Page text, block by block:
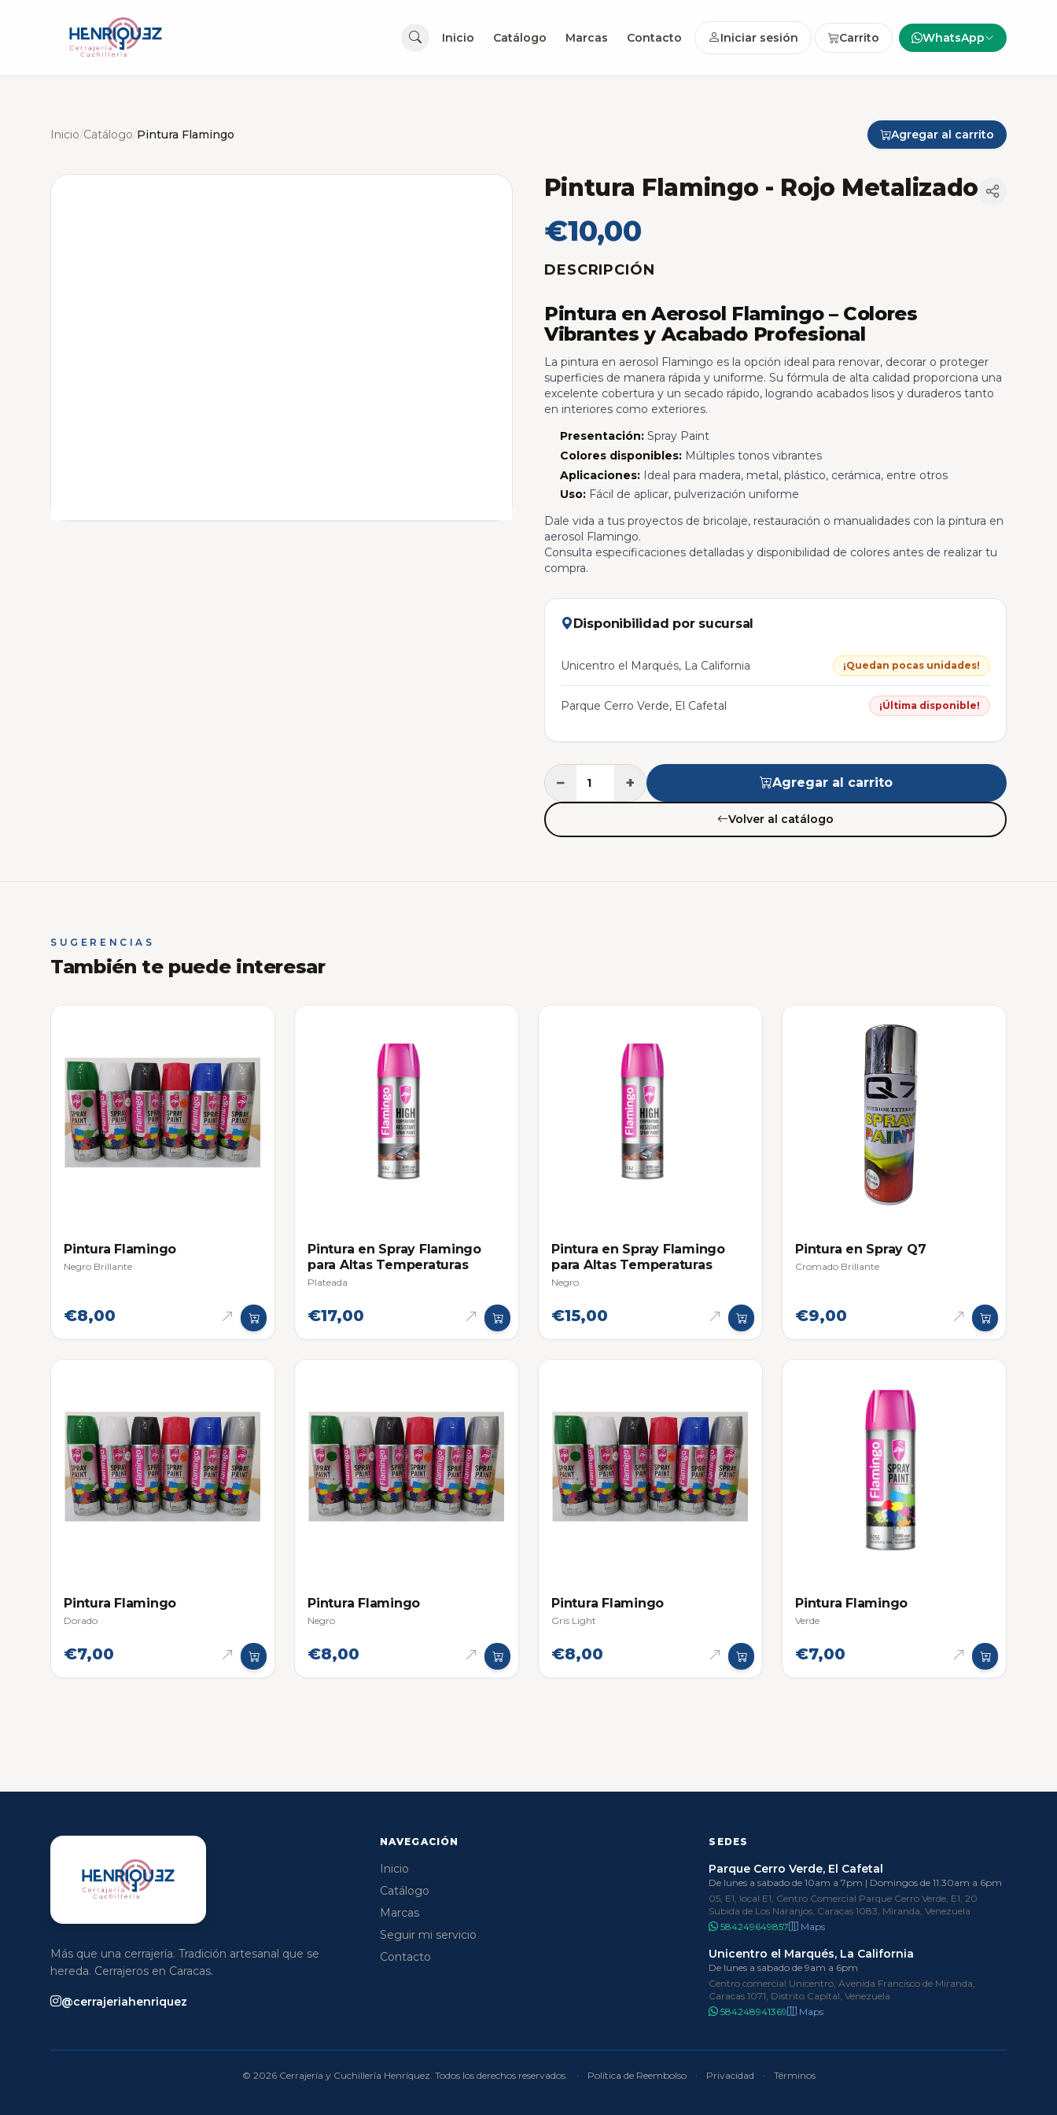
Inicio Catálogo Marcas Contacto Iniciar sesión Carrito WhatsApp
Inicio/Catálogo/Pintura Flamingo Agregar al carrito
Pintura Flamingo - Rojo Metalizado
€10,00
DESCRIPCIÓN
Pintura en Aerosol Flamingo – Colores
Vibrantes y Acabado Profesional
La pintura en aerosol Flamingo es la opción ideal para renovar, decorar o proteger
superficies de manera rápida y uniforme. Su fórmula de alta calidad proporciona una
excelente cobertura y un secado rápido, logrando acabados lisos y duraderos tanto
en interiores como exteriores.
Presentación:Spray Paint
Colores disponibles:Múltiples tonos vibrantes
Aplicaciones:Ideal para madera, metal, plástico, cerámica, entre otros
Uso:Fácil de aplicar, pulverización uniforme
Dale vida a tus proyectos de bricolaje, restauración o manualidades con la pintura en
aerosol Flamingo.
Consulta especificaciones detalladas y disponibilidad de colores antes de realizar tu
compra.
Disponibilidad por sucursal
Unicentro el Marqués, La California ¡Quedan pocas unidades!
Parque Cerro Verde, El Cafetal ¡Última disponible!
− + Agregar al carrito
Volver al catálogo
SUGERENCIAS
También te puede interesar
Pintura Flamingo
Negro Brillante
€8,00
Pintura en Spray Flamingo
para Altas Temperaturas
Plateada
€17,00
Pintura en Spray Flamingo
para Altas Temperaturas
Negro
€15,00
Pintura en Spray Q7
Cromado Brillante
€9,00
Pintura Flamingo
Dorado
€7,00
Pintura Flamingo
Negro
€8,00
Pintura Flamingo
Gris Light
€8,00
Pintura Flamingo
Verde
€7,00
Más que una cerrajería. Tradición artesanal que se
hereda. Cerrajeros en Caracas.
@cerrajeriahenriquez
NAVEGACIÓN
Inicio
Catálogo
Marcas
Seguir mi servicio
Contacto
SEDES
Parque Cerro Verde, El Cafetal
De lunes a sabado de 10am a 7pm | Domingos de 11:30am a 6pm
05, E1, local E1, Centro Comercial Parque Cerro Verde, E1, 20
Subida de Los Naranjos, Caracas 1083, Miranda, Venezuela
584249649857
Maps
Unicentro el Marqués, La California
De lunes a sabado de 9am a 6pm
Centro comercial Unicentro, Avenida Francisco de Miranda,
Caracas 1071, Distrito Capital, Venezuela
584248941369
Maps
© 2026 Cerrajería y Cuchillería Henríquez. Todos los derechos reservados. · Política de Reembolso · Privacidad · Términos